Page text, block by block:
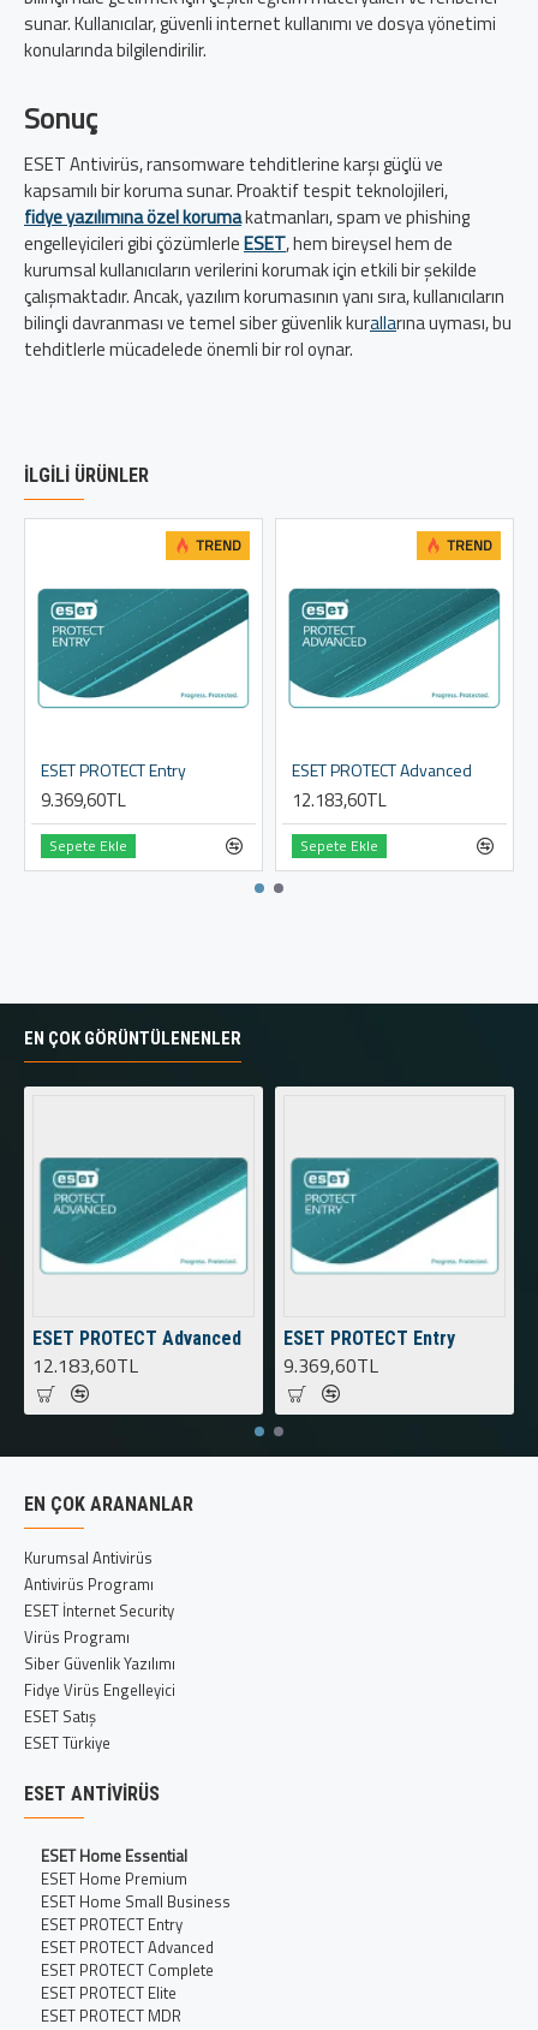
sunar. Kullanıcılar, güvenli internet kullanımı ve dosya yönetimi
konularında bilgilendirilir.
Sonuç
ESET Antivirüs, ransomware tehditlerine karşı güçlü ve
kapsamılı bir koruma sunar. Proaktif tespit teknolojileri,
fidye yazılımına özel korumakatmanları, spam ve phishing
engelleyicileri gibi çözümlerleESET, hem bireysel hem de
kurumsal kullanıcıların verilerini korumak için etkili bir şekilde
çalışmaktadır. Ancak, yazılım korumasının yanı sıra, kullanıcıların
bilinçli davranması ve temel siber güvenlik kurallarına uyması, bu
tehditlerle mücadelede önemli bir rol oynar.
İLGILI ÜRÜNLER
TREND
ESET PROTECT Entry
9.369,60TL
Sepete Ekle
TREND
ESET PROTECT Advanced
12.183,60TL
Sepete Ekle
EN ÇOK GÖRÜNTÜLENENLER
ESET PROTECT Advanced
12.183,60TL
ESET PROTECT Entry
9.369,60TL
EN ÇOK ARANANLAR
Kurumsal Antivirüs
Antivirüs Programı
ESET İnternet Security
Virüs Programı
Siber Güvenlik Yazılımı
Fidye Virüs Engelleyici
ESET Satış
ESET Türkiye
ESET ANTIVIRÜS
ESET Home Essential
ESET Home Premium
ESET Home Small Business
ESET PROTECT Entry
ESET PROTECT Advanced
ESET PROTECT Complete
ESET PROTECT Elite
ESET PROTECT MDR